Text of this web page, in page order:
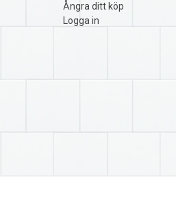
Ångra ditt köp
Logga in